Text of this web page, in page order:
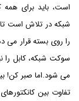
شبکه در تلاش است
را روی بسته قرار می
سوکت شبکه، کابل را
می شود.اما صبر کن!